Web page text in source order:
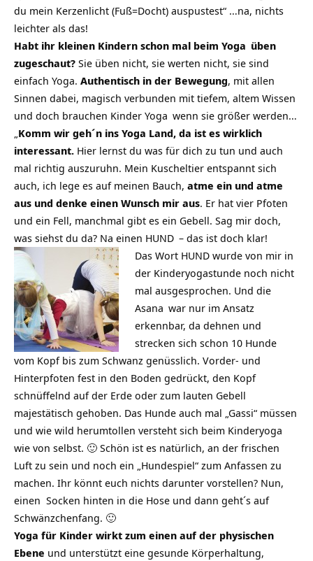
du mein Kerzenlicht (Fuß=Docht) auspustest“ …na, nichts
leichter als das!
Habt ihr kleinen Kindern schon mal beim Yoga üben
zugeschaut? Sie üben nicht, sie werten nicht, sie sind
einfach Yoga. Authentisch in der Bewegung, mit allen
Sinnen dabei, magisch verbunden mit tiefem, altem Wissen
und doch brauchen Kinder Yoga wenn sie größer werden…
„Komm wir geh´n ins Yoga Land, da ist es wirklich
interessant. Hier lernst du was für dich zu tun und auch
mal richtig auszuruhn. Mein Kuscheltier entspannt sich
auch, ich lege es auf meinen Bauch, atme ein und atme
aus und denke einen Wunsch mir aus. Er hat vier Pfoten
und ein Fell, manchmal gibt es ein Gebell. Sag mir doch,
was siehst du da? Na einen HUND – das ist doch klar!
Das Wort HUND wurde von mir in
der Kinderyogastunde noch nicht
mal ausgesprochen. Und die
Asana war nur im Ansatz
erkennbar, da dehnen und
strecken sich schon 10 Hunde
vom Kopf bis zum Schwanz genüsslich. Vorder- und
Hinterpfoten fest in den Boden gedrückt, den Kopf
schnüffelnd auf der Erde oder zum lauten Gebell
majestätisch gehoben. Das Hunde auch mal „Gassi“ müssen
und wie wild herumtollen versteht sich beim Kinderyoga
wie von selbst. 🙂 Schön ist es natürlich, an der frischen
Luft zu sein und noch ein „Hundespiel“ zum Anfassen zu
machen. Ihr könnt euch nichts darunter vorstellen? Nun,
einen Socken hinten in die Hose und dann geht´s auf
Schwänzchenfang. 🙂
Yoga für Kinder wirkt zum einen auf der physischen
Ebene und unterstützt eine gesunde Körperhaltung,